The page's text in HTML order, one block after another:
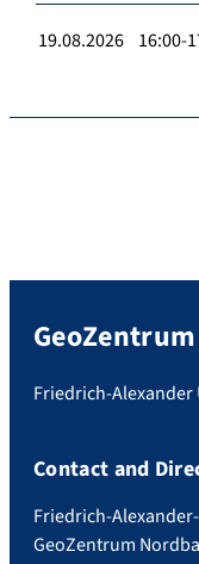
19.08.2026 16:00-
Friedrich-
Contact and
Friedrich-
GeoZentrum